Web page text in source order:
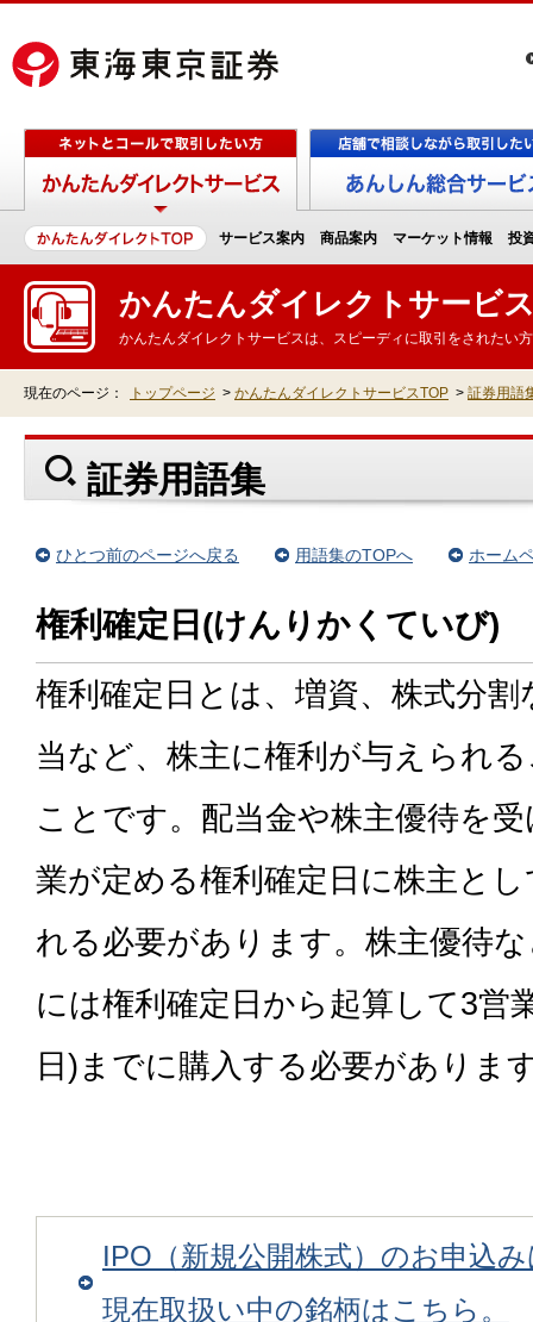
サービス案内 商品案内 マーケット情報 投
かんたんダイレクトサービ
かんたんダイレクトサービスは、スピーディに取引をされたい
現在のページ： トップページ > かんたんダイレクトサービスTOP > 証券用語
証券用語集
ひとつ前のページへ戻る 用語集のTOPへ ホーム
権利確定日(けんりかくていび)
権利確定日とは、増資、株式分
当など、株主に権利が与えられ
ことです。配当金や株主優待を
業が定める権利確定日に株主と
れる必要があります。株主優待
には権利確定日から起算して3営
日)までに購入する必要がありま
IPO（新規公開株式）のお申込
現在取扱い中の銘柄はこちら。